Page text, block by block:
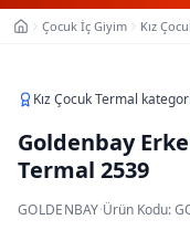
Kadın
Erkek
Çocuk
Ana SayfaÇocuk İç Giyim Kız
Kız Çocuk Termal
Goldenbay
Termal 2539
GOLDENBAY·Ürün Kodu: